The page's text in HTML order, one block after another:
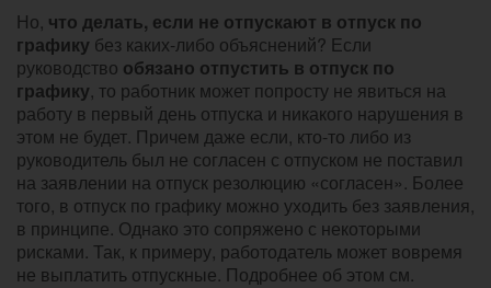
Но, что делать, если не отпускают в отпуск по
графику без каких-либо объяснений? Если
руководство обязано отпустить в отпуск по
графику, то работник может попросту не явиться на
работу в первый день отпуска и никакого нарушения в
этом не будет. Причем даже если, кто-то либо из
руководитель был не согласен с отпуском не поставил
на заявлении на отпуск резолюцию «согласен». Более
того, в отпуск по графику можно уходить без заявления,
в принципе. Однако это сопряжено с некоторыми
рисками. Так, к примеру, работодатель может вовремя
не выплатить отпускные. Подробнее об этом см.